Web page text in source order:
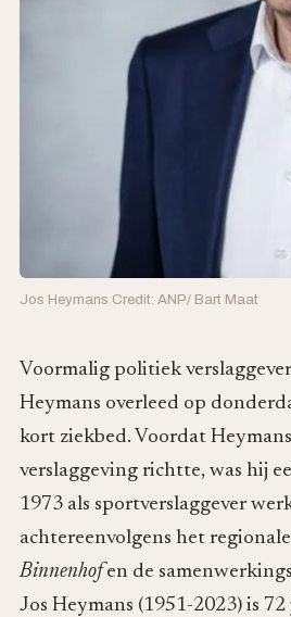
Jos Heymans Credit: ANP/ Bart Maat
Voormalig politiek
Heymans overleed op
kort ziekbed. Voordat
verslaggeving richtte, was hij
1973 als sportverslaggever
achtereenvolgens het
Binnenhofen de
Jos Heymans (1951-2023) is